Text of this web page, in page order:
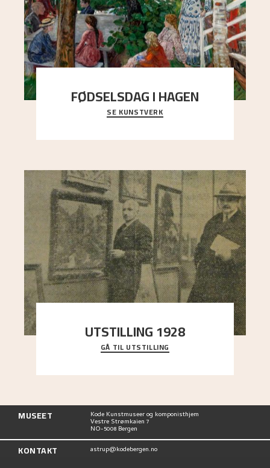
FØDSELSDAG I HAGEN
En gruppe mennesker er samlet under de store
trekronene i prestegårdshagen...
SE KUNSTVERK
UTSTILLING 1928
Då Astrup døydde i 1928, tok vennene Moritz
Kaland og Simon Thorbjørnsen initiativ til å
GÅ TIL UTSTILLING
MUSEET Kode Kunstmuseer og komponisthjem
Vestre Strømkaien 7
NO-5008 Bergen
KONTAKT astrup@kodebergen.no